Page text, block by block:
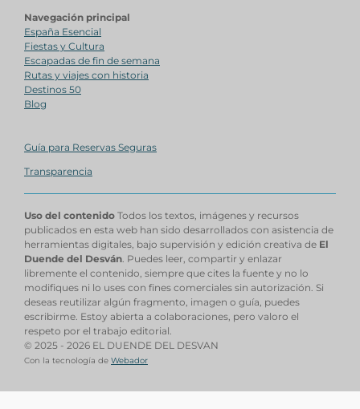
Navegación principal
España Esencial
Fiestas y Cultura
Escapadas de fin de semana
Rutas y viajes con historia
Destinos 50
Blog
Guía para Reservas Seguras
Transparencia
Uso del contenido Todos los textos, imágenes y recursos
publicados en esta web han sido desarrollados con asistencia de
herramientas digitales, bajo supervisión y edición creativa de El
Duende del Desván . Puedes leer, compartir y enlazar
libremente el contenido, siempre que cites la fuente y no lo
modifiques ni lo uses con fines comerciales sin autorización. Si
deseas reutilizar algún fragmento, imagen o guía, puedes
escribirme. Estoy abierta a colaboraciones, pero valoro el
respeto por el trabajo editorial.
© 2025 - 2026 EL DUENDE DEL DESVAN
Con la tecnología de Webador